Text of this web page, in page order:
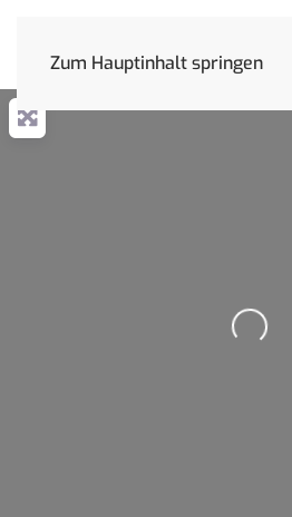
Zum Hauptinhalt springen
Wird geladen …